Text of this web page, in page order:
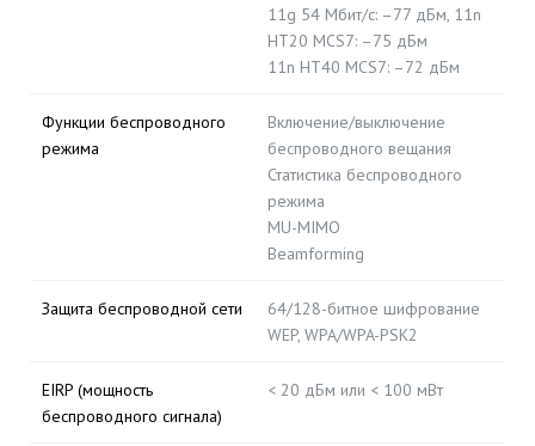
11g 54 Мбит/с: –77 дБм, 11n
HT20 MCS7: –75 дБм
11n HT40 MCS7: –72 дБм
Функции беспроводного
режима
Включение/выключение
беспроводного вещания
Статистика беспроводного
режима
MU-MIMO
Beamforming
Защита беспроводной сети
64/128-битное шифрование
WEP, WPA/WPA-PSK2
EIRP (мощность
беспроводного сигнала)
< 20 дБм или < 100 мВт